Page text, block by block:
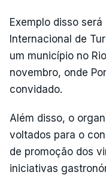
Exemplo disso
Internacional de
um município no
novembro, onde
convidado.
Além disso, o
voltados para o
de promoção dos
iniciativas